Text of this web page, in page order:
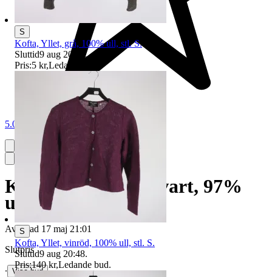
5.0
Kofta, Icebraker, svart, 97%
ull, stl. S.
Avslutad 17 maj 21:01
Slutpris
∙ Visa bud
S
Kofta, Yllet, grå, 100% ull, stl. S.
Sluttid9 aug 20:49 .
Pris:5 kr,Ledande bud
S
Kofta, Yllet, vinröd, 100% ull, stl. S.
Sluttid9 aug 20:48.
Pris:140 kr,Ledande bud.